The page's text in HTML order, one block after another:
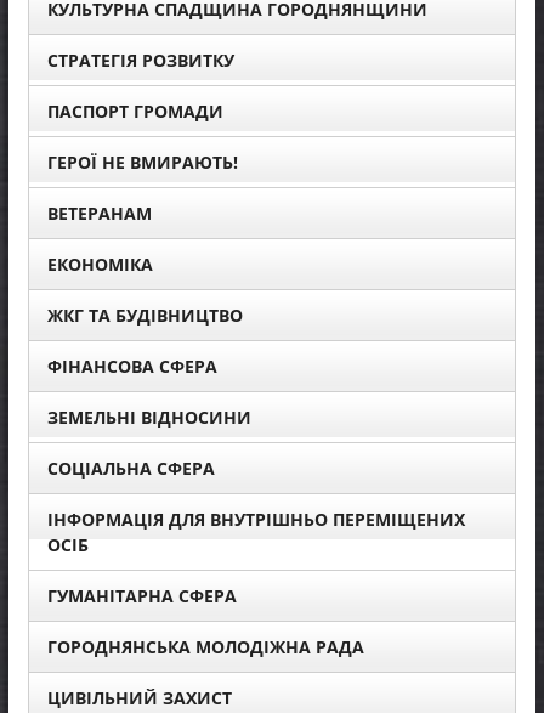
КУЛЬТУРНА СПАДЩИНА ГОРОДНЯНЩИНИ
СТРАТЕГІЯ РОЗВИТКУ
ПАСПОРТ ГРОМАДИ
ГЕРОЇ НЕ ВМИРАЮТЬ!
ВЕТЕРАНАМ
ЕКОНОМІКА
ЖКГ ТА БУДІВНИЦТВО
ФІНАНСОВА СФЕРА
ЗЕМЕЛЬНІ ВІДНОСИНИ
СОЦІАЛЬНА СФЕРА
ІНФОРМАЦІЯ ДЛЯ ВНУТРІШНЬО ПЕРЕМІЩЕНИХ
ОСІБ
ГУМАНІТАРНА СФЕРА
ГОРОДНЯНСЬКА МОЛОДІЖНА РАДА
ЦИВІЛЬНИЙ ЗАХИСТ